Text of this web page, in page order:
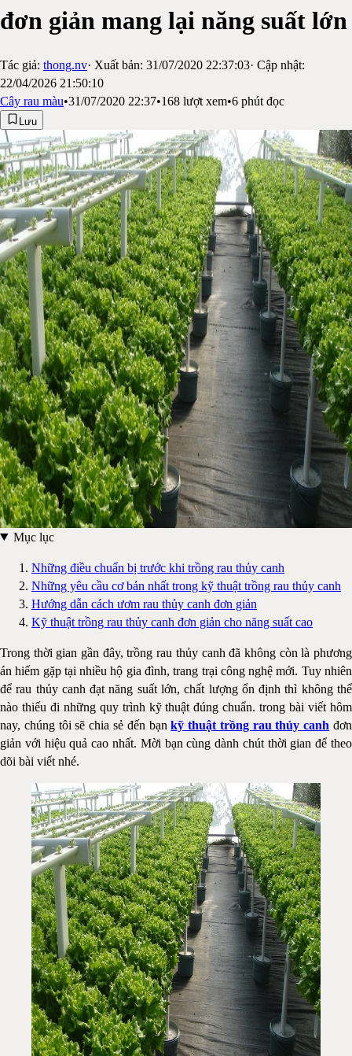
đơn giản mang lại năng suất lớn
Tác giả: thong.nv· Xuất bản: 31/07/2020 22:37:03· Cập nhật:
22/04/2026 21:50:10
Cây rau màu•31/07/2020 22:37•168 lượt xem•6 phút đọc
Lưu
Mục lục
Những điều chuẩn bị trước khi trồng rau thủy canh
Những yêu cầu cơ bản nhất trong kỹ thuật trồng rau thủy canh
Hướng dẫn cách ươm rau thủy canh đơn giản
Kỹ thuật trồng rau thủy canh đơn giản cho năng suất cao
Trong thời gian gần đây, trồng rau thủy canh đã không còn là phương
án hiếm gặp tại nhiều hộ gia đình, trang trại công nghệ mới. Tuy nhiên
để rau thủy canh đạt năng suất lớn, chất lượng ổn định thì không thể
nào thiếu đi những quy trình kỹ thuật đúng chuẩn. trong bài viết hôm
nay, chúng tôi sẽ chia sẻ đến bạnkỹ thuật trồng rau thủy canh đơn
giản với hiệu quả cao nhất. Mời bạn cùng dành chút thời gian để theo
dõi bài viết nhé.